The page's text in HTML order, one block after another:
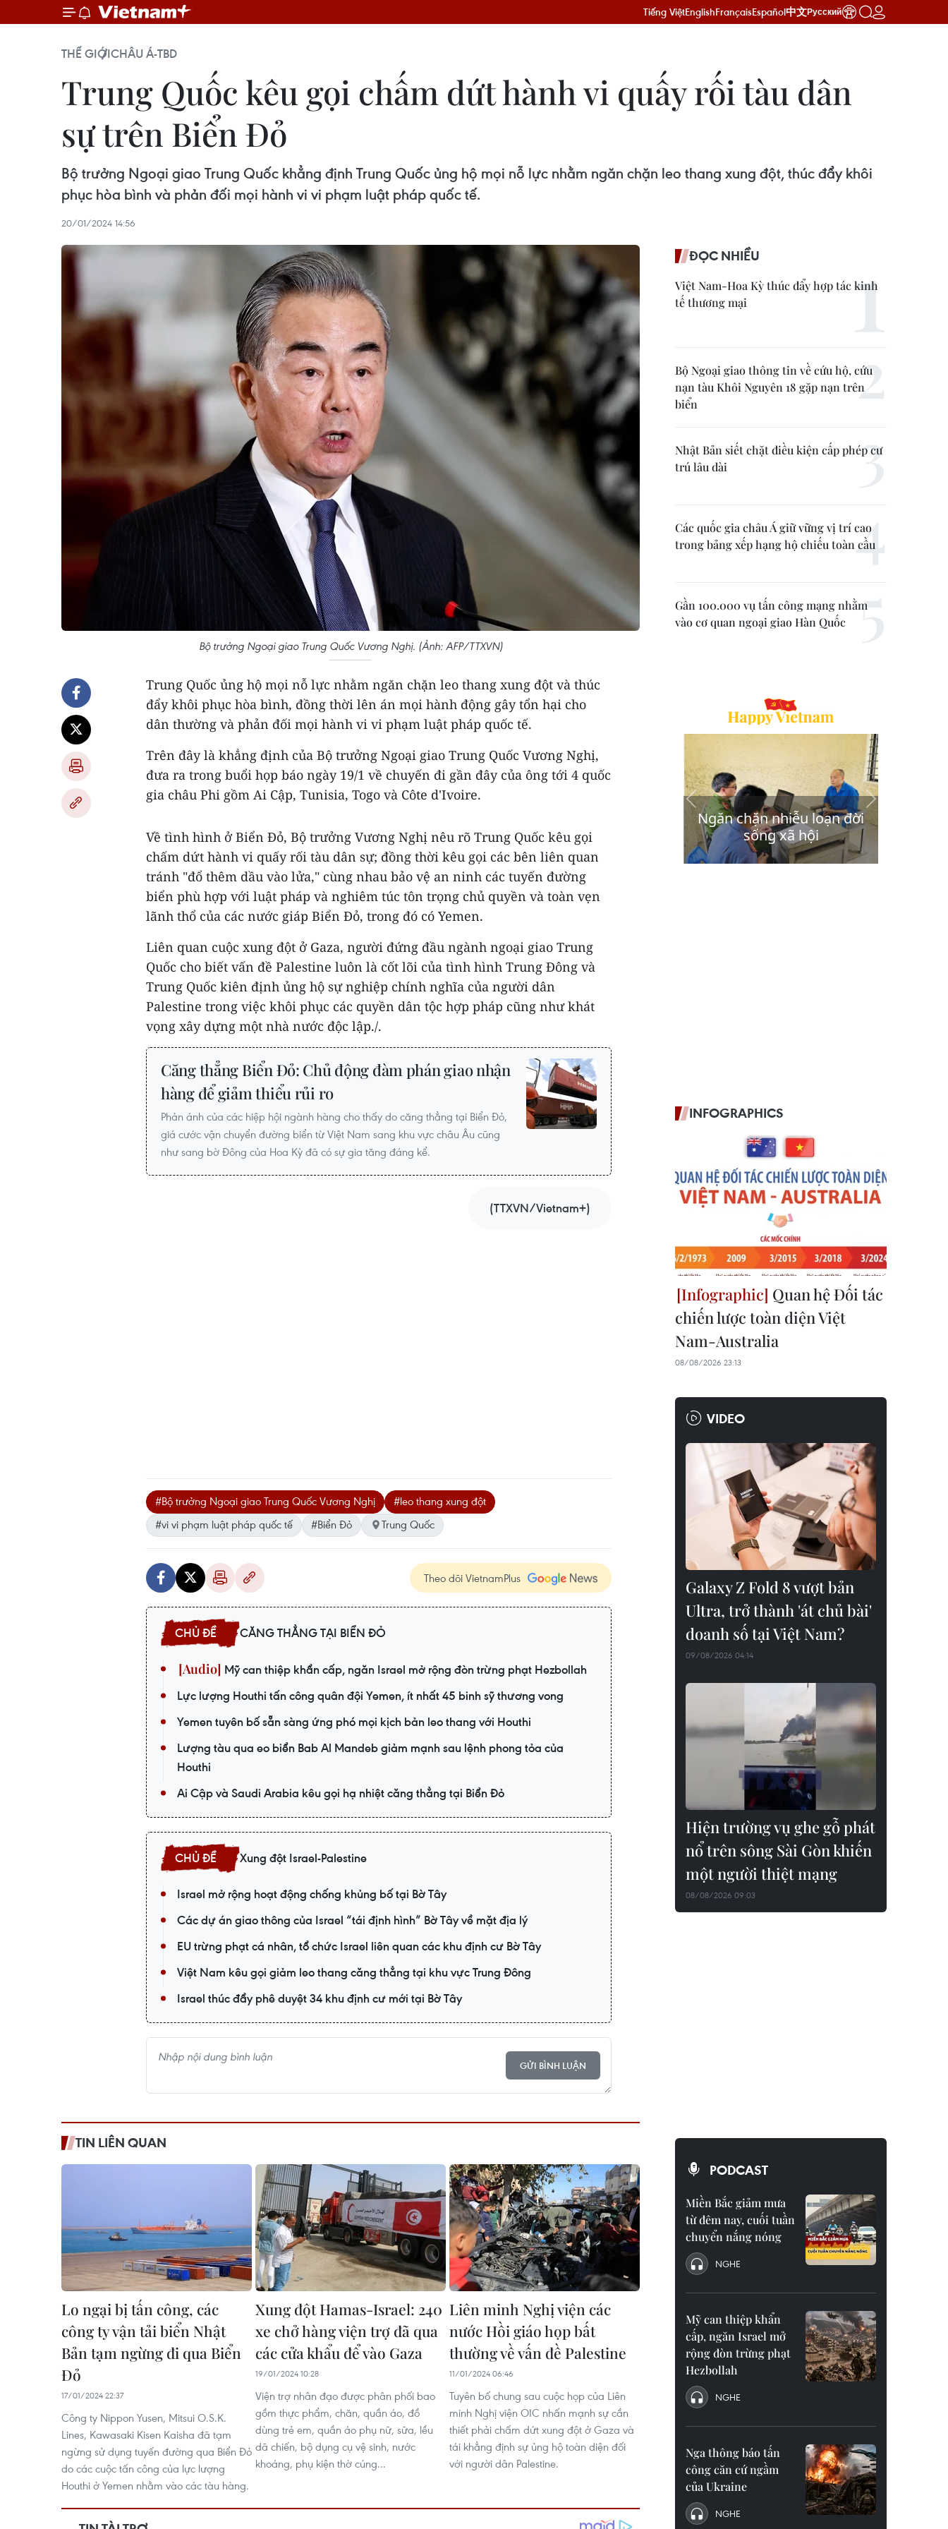
Tiếng ViệtEnglishFrançaisEspañol中文Русский
THẾ GIỚICHÂU Á-TBD
Trung Quốc kêu gọi chấm dứt hành vi quấy rối tàu dân
sự trên Biển Đỏ
Bộ trưởng Ngoại giao Trung Quốc khẳng định Trung Quốc ủng hộ mọi nỗ lực nhằm ngăn chặn leo thang xung đột, thúc đẩy khôi
phục hòa bình và phản đối mọi hành vi vi phạm luật pháp quốc tế.
20/01/2024 14:56
Bộ trưởng Ngoại giao Trung Quốc Vương Nghị. (Ảnh: AFP/TTXVN)
Trung Quốc ủng hộ mọi nỗ lực nhằm ngăn chặn leo thang xung đột và thúc
đẩy khôi phục hòa bình, đồng thời lên án mọi hành động gây tổn hại cho
dân thường và phản đối mọi hành vi vi phạm luật pháp quốc tế.
Trên đây là khẳng định của Bộ trưởng Ngoại giao Trung Quốc Vương Nghị,
đưa ra trong buổi họp báo ngày 19/1 về chuyến đi gần đây của ông tới 4 quốc
gia châu Phi gồm Ai Cập, Tunisia, Togo và Côte d'Ivoire.
Về tình hình ở Biển Đỏ, Bộ trưởng Vương Nghị nêu rõ Trung Quốc kêu gọi
chấm dứt hành vi quấy rối tàu dân sự; đồng thời kêu gọi các bên liên quan
tránh "đổ thêm dầu vào lửa," cùng nhau bảo vệ an ninh các tuyến đường
biển phù hợp với luật pháp và nghiêm túc tôn trọng chủ quyền và toàn vẹn
lãnh thổ của các nước giáp Biển Đỏ, trong đó có Yemen.
Liên quan cuộc xung đột ở Gaza, người đứng đầu ngành ngoại giao Trung
Quốc cho biết vấn đề Palestine luôn là cốt lõi của tình hình Trung Đông và
Trung Quốc kiên định ủng hộ sự nghiệp chính nghĩa của người dân
Palestine trong việc khôi phục các quyền dân tộc hợp pháp cũng như khát
vọng xây dựng một nhà nước độc lập./.
Căng thẳng Biển Đỏ: Chủ động đàm phán giao nhận
hàng để giảm thiểu rủi ro
Phản ánh của các hiệp hội ngành hàng cho thấy do căng thẳng tại Biển Đỏ,
giá cước vận chuyển đường biển từ Việt Nam sang khu vực châu Âu cũng
như sang bờ Đông của Hoa Kỳ đã có sự gia tăng đáng kể.
(TTXVN/Vietnam+)
#Bộ trưởng Ngoại giao Trung Quốc Vương Nghị
#leo thang xung đột
#vi vi phạm luật pháp quốc tế
#Biển Đỏ Trung Quốc
Theo dõi VietnamPlus
CĂNG THẲNG TẠI BIỂN ĐỎ
Mỹ can thiệp khẩn cấp, ngăn Israel mở rộng đòn trừng phạt Hezbollah
Lực lượng Houthi tấn công quân đội Yemen, ít nhất 45 binh sỹ thương vong
Yemen tuyên bố sẵn sàng ứng phó mọi kịch bản leo thang với Houthi
Lượng tàu qua eo biển Bab Al Mandeb giảm mạnh sau lệnh phong tỏa của
Houthi
Ai Cập và Saudi Arabia kêu gọi hạ nhiệt căng thẳng tại Biển Đỏ
Xung đột Israel-Palestine
Israel mở rộng hoạt động chống khủng bố tại Bờ Tây
Các dự án giao thông của Israel “tái định hình” Bờ Tây về mặt địa lý
EU trừng phạt cá nhân, tổ chức Israel liên quan các khu định cư Bờ Tây
Việt Nam kêu gọi giảm leo thang căng thẳng tại khu vực Trung Đông
Israel thúc đẩy phê duyệt 34 khu định cư mới tại Bờ Tây
GỬI BÌNH LUẬN
TIN LIÊN QUAN
Lo ngại bị tấn công, các
công ty vận tải biển Nhật
Bản tạm ngừng đi qua Biển
Đỏ
17/01/2024 22:37
Công ty Nippon Yusen, Mitsui O.S.K.
Lines, Kawasaki Kisen Kaisha đã tạm
ngừng sử dụng tuyến đường qua Biển Đỏ
do các cuộc tấn công của lực lượng
Houthi ở Yemen nhằm vào các tàu hàng.
Xung đột Hamas-Israel: 240
xe chở hàng viện trợ đã qua
các cửa khẩu để vào Gaza
19/01/2024 10:28
Viện trợ nhân đạo được phân phối bao
gồm thực phẩm, chăn, quần áo, đồ
dùng trẻ em, quần áo phụ nữ, sữa, lều
dã chiến, bộ dụng cụ vệ sinh, nước
khoáng, phụ kiện thờ cúng...
Liên minh Nghị viện các
nước Hồi giáo họp bất
thường về vấn đề Palestine
11/01/2024 06:46
Tuyên bố chung sau cuộc họp của Liên
minh Nghị viện OIC nhấn mạnh sự cần
thiết phải chấm dứt xung đột ở Gaza và
tái khẳng định sự ủng hộ toàn diện đối
với người dân Palestine.
ĐỌC NHIỀU
Việt Nam-Hoa Kỳ thúc đẩy hợp tác kinh
tế thương mại
Bộ Ngoại giao thông tin về cứu hộ, cứu
nạn tàu Khôi Nguyên 18 gặp nạn trên
biển
Nhật Bản siết chặt điều kiện cấp phép cư
trú lâu dài
Các quốc gia châu Á giữ vững vị trí cao
trong bảng xếp hạng hộ chiếu toàn cầu
Gần 100.000 vụ tấn công mạng nhằm
vào cơ quan ngoại giao Hàn Quốc
INFOGRAPHICS
Quan hệ Đối tác
chiến lược toàn diện Việt
Nam-Australia
08/08/2026 23:13
VIDEO
Galaxy Z Fold 8 vượt bản
Ultra, trở thành 'át chủ bài'
doanh số tại Việt Nam?
09/08/2026 04:14
Hiện trường vụ ghe gỗ phát
nổ trên sông Sài Gòn khiến
một người thiệt mạng
08/08/2026 09:03
PODCAST
Miền Bắc giảm mưa
từ đêm nay, cuối tuần
chuyển nắng nóng
NGHE
Mỹ can thiệp khẩn
cấp, ngăn Israel mở
rộng đòn trừng phạt
Hezbollah
NGHE
Nga thông báo tấn
công căn cứ ngầm
của Ukraine
NGHE